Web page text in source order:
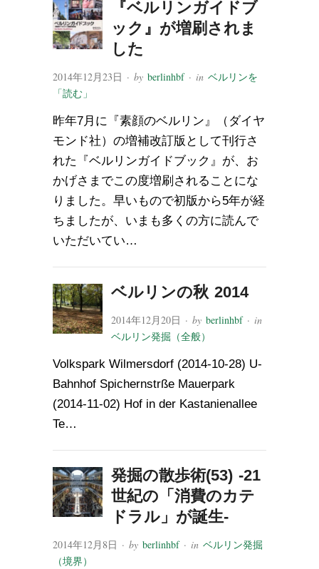
『ベルリンガイドブ
ック』が増刷されま
した
2014年12月23日 · by berlinhbf· in ベルリンを
「読む」
昨年7月に『素顔のベルリン』（ダイヤ
モンド社）の増補改訂版として刊行さ
れた『ベルリンガイドブック』が、お
かげさまでこの度増刷されることにな
りました。早いもので初版から5年が経
ちましたが、いまも多くの方に読んで
いただいてい…
ベルリンの秋 2014
2014年12月20日 · byberlinhbf· in
ベルリン発掘（全般）
Volkspark Wilmersdorf (2014-10-28) U-
Bahnhof Spichernstrße Mauerpark
(2014-11-02) Hof in der Kastanienallee
Te…
発掘の散歩術(53) -21
世紀の「消費のカテ
ドラル」が誕生-
2014年12月8日 · by berlinhbf· in ベルリン発掘
（境界）